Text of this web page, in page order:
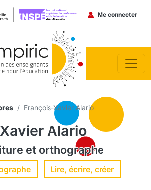
Menu du
Me connecter
François-Xavier Alario
Alario
et orthographe
Lire, écrire, créer